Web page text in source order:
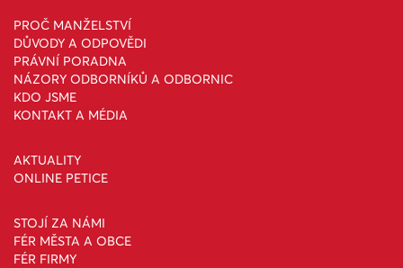
PROČ MANŽELSTVÍ
DŮVODY A ODPOVĚDI
PRÁVNÍ PORADNA
NÁZORY ODBORNÍKŮ A ODBORNIC
KDO JSME
KONTAKT A MÉDIA
AKTUALITY
ONLINE PETICE
STOJÍ ZA NÁMI
FÉR MĚSTA A OBCE
FÉR FIRMY